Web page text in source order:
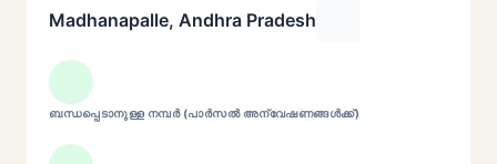
Madhanapalle, Andhra Pradesh
ബന്ധപ്പെടാനുള്ള നമ്പർ (പാർസൽ അന്വേഷണങ്ങൾക്ക്)